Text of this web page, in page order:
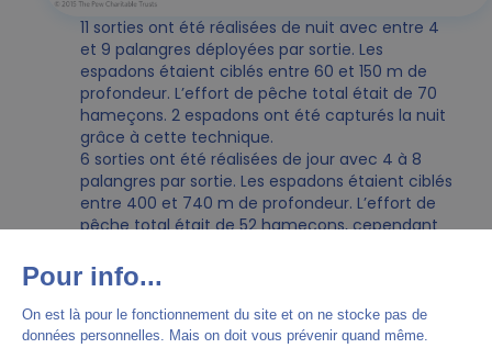
11 sorties ont été réalisées de nuit avec entre 4
et 9 palangres déployées par sortie. Les
espadons étaient ciblés entre 60 et 150 m de
profondeur. L’effort de pêche total était de 70
hameçons. 2 espadons ont été capturés la nuit
grâce à cette technique.
6 sorties ont été réalisées de jour avec 4 à 8
palangres par sortie. Les espadons étaient ciblés
entre 400 et 740 m de profondeur. L’effort de
pêche total était de 52 hameçons, cependant